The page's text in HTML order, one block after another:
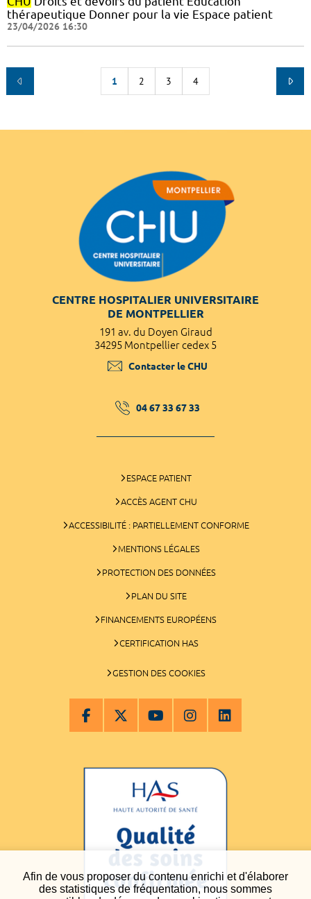
Afin de vous proposer du contenu enrichi et d'élaborer
des statistiques de fréquentation, nous sommes
thérapeutique Donner pour la vie Espace patient
23/04/2026 16:30
1 2 3 4
CENTRE HOSPITALIER UNIVERSITAIRE
DE MONTPELLIER
191 av. du Doyen Giraud
34295 Montpellier cedex 5
Contacter le CHU
04 67 33 67 33
ESPACE PATIENT
ACCÈS AGENT CHU
ACCESSIBILITÉ : PARTIELLEMENT CONFORME
MENTIONS LÉGALES
PROTECTION DES DONNÉES
PLAN DU SITE
FINANCEMENTS EUROPÉENS
CERTIFICATION HAS
GESTION DES COOKIES